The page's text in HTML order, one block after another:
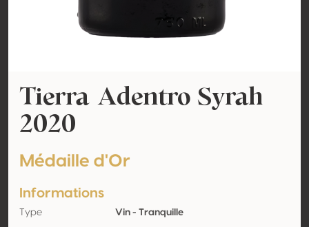
Tierra Adentro Syrah
2020
Médaille d'Or
Informations
Type Vin - Tranquille